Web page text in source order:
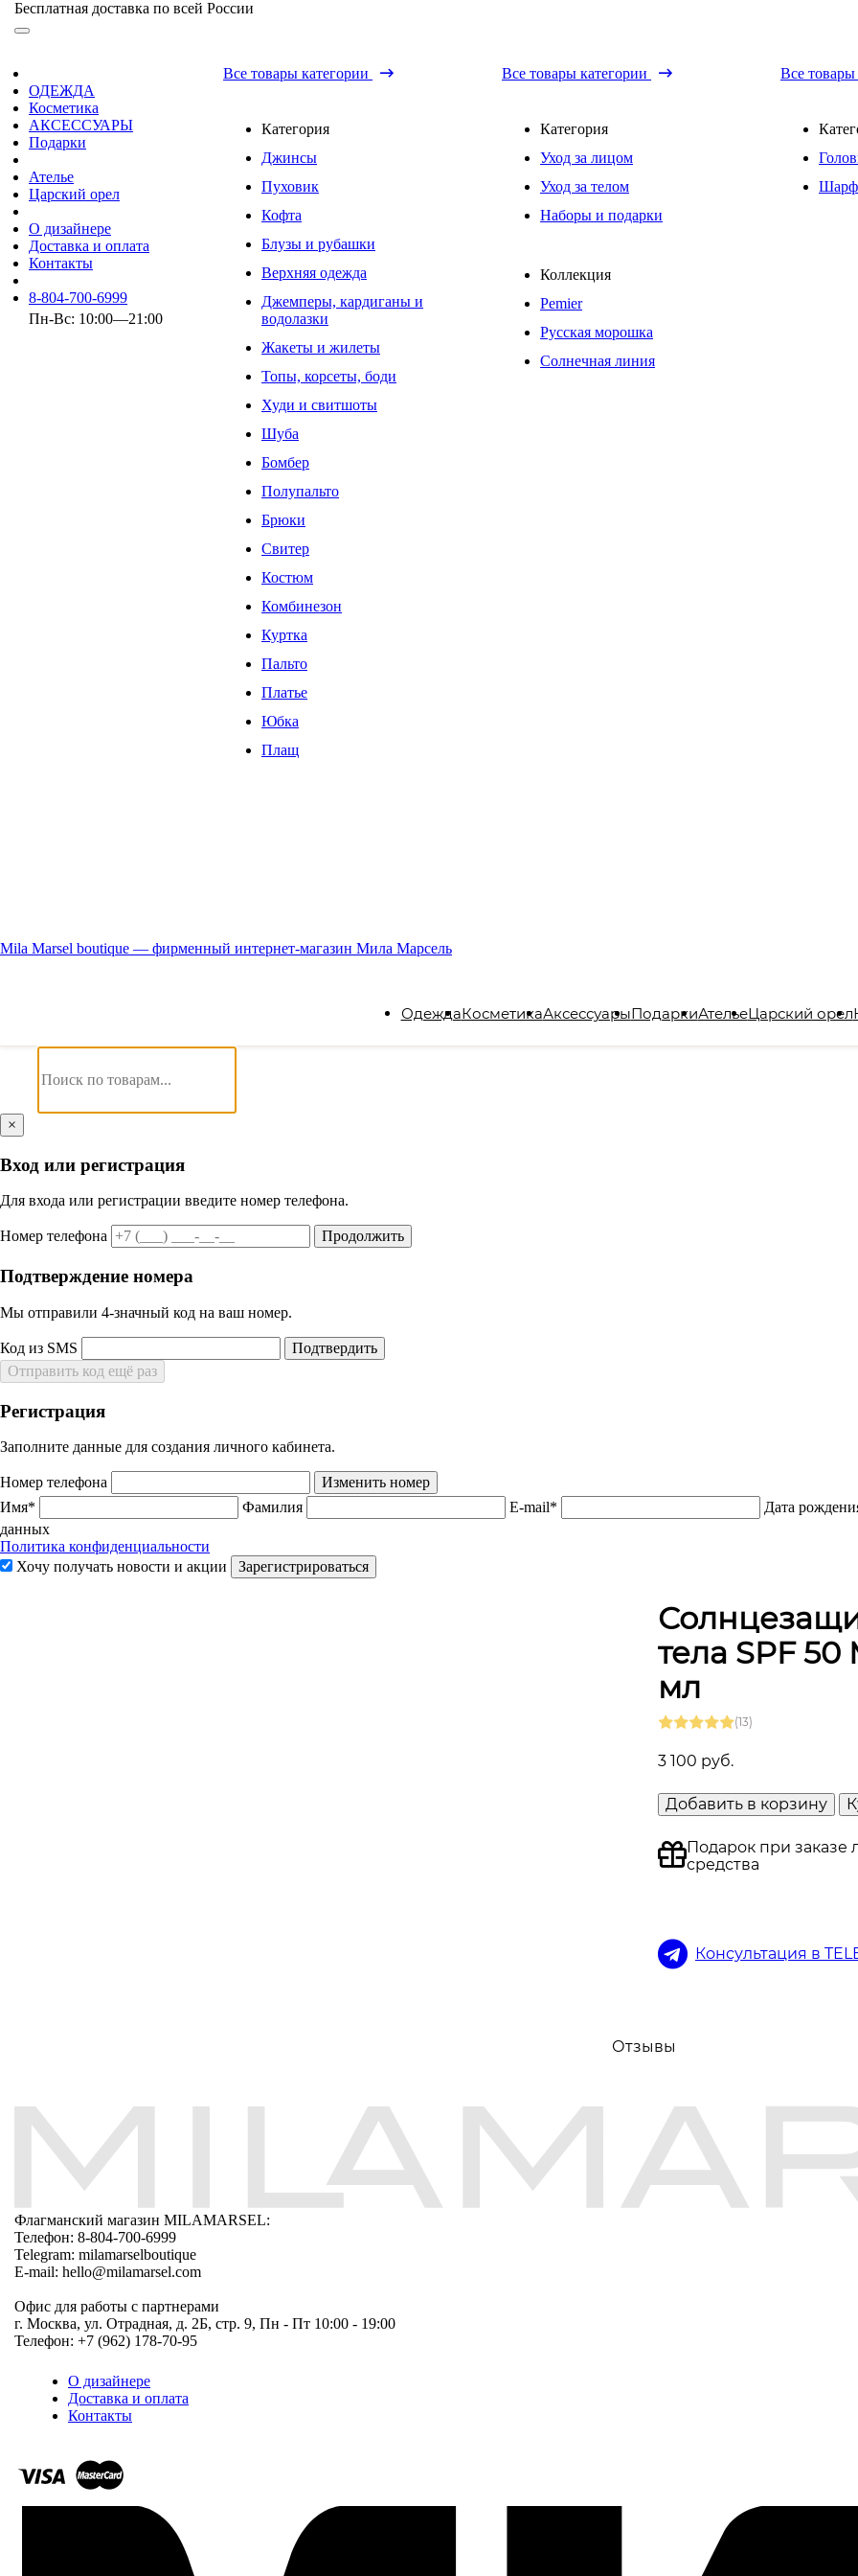
Бесплатная доставка по всей России
ОДЕЖДА
Косметика
АКСЕССУАРЫ
Подарки
Ателье
Царский орел
О дизайнере
Доставка и оплата
Контакты
8-804-700-6999
Пн-Вс: 10:00—21:00
Все товары категории
Категория
Джинсы
Пуховик
Кофта
Блузы и рубашки
Верхняя одежда
Джемперы, кардиганы и
водолазки
Жакеты и жилеты
Топы, корсеты, боди
Худи и свитшоты
Шуба
Бомбер
Полупальто
Брюки
Свитер
Костюм
Комбинезон
Куртка
Пальто
Платье
Юбка
Плащ
Все товары категории
Категория
Уход за лицом
Уход за телом
Наборы и подарки
Коллекция
Pemier
Русская морошка
Солнечная линия
Все товары
Mila Marsel boutique — фирменный интернет-магазин Мила Марсель
ОдеждаКосметикаАксессуарыПодаркиАтельеЦарский орел
×
Вход или регистрация
Для входа или регистрации введите номер телефона.
Номер телефона Продолжить
Подтверждение номера
Мы отправили 4‑значный код на ваш номер.
Код из SMS
Подтвердить
Отправить код ещё раз
Регистрация
Заполните данные для создания личного кабинета.
Номер телефона
Изменить номер
Имя*
Фамилия E-mail* Дата
данных
Политика конфиденциальности
Хочу получать новости и акции
Зарегистрироваться
тела SPF 50
мл
(13)
3 100 руб.
Добавить в корзину
Подарок при заказе
средства
Консультация в
Отзывы
Флагманский магазин MILAMARSEL:
Телефон: 8-804-700-6999
Telegram: milamarselboutique
E-mail: hello@milamarsel.com
Офис для работы с партнерами
г. Москва, ул. Отрадная, д. 2Б, стр. 9, Пн - Пт 10:00 - 19:00
Телефон: +7 (962) 178-70-95
О дизайнере
Доставка и оплата
Контакты